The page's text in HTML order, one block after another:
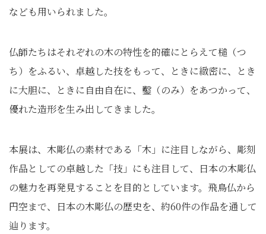
なども用いられました。
仏師たちはそれぞれの木の特性を的確にとらえて槌（つ
ち）をふるい、卓越した技をもって、ときに緻密に、とき
に大胆に、ときに自由自在に、鑿（のみ）をあつかって、
優れた造形を生み出してきました。
本展は、木彫仏の素材である「木」に注目しながら、彫刻
作品としての卓越した「技」にも注目して、日本の木彫仏
の魅力を再発見することを目的としています。飛鳥仏から
円空まで、日本の木彫仏の歴史を、約60件の作品を通して
辿ります。